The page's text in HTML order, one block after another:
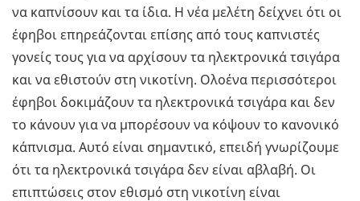
να καπνίσουν και τα ίδια. Η νέα μελέτη δείχνει ότι οι
έφηβοι επηρεάζονται επίσης από τους καπνιστές
γονείς τους για να αρχίσουν τα ηλεκτρονικά τσιγάρα
και να εθιστούν στη νικοτίνη. Ολοένα περισσότεροι
έφηβοι δοκιμάζουν τα ηλεκτρονικά τσιγάρα και δεν
το κάνουν για να μπορέσουν να κόψουν το κανονικό
κάπνισμα. Αυτό είναι σημαντικό, επειδή γνωρίζουμε
ότι τα ηλεκτρονικά τσιγάρα δεν είναι αβλαβή. Οι
επιπτώσεις στον εθισμό στη νικοτίνη είναι